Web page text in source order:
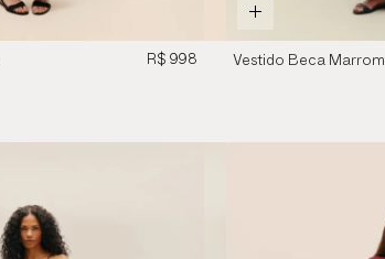
R$ 998
Vestido Beca Marrom